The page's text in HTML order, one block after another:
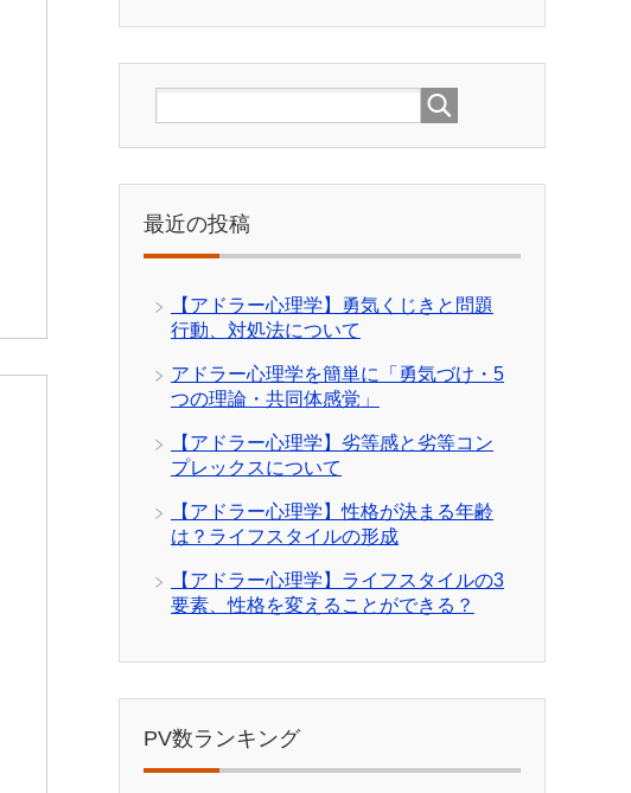
最近の投稿
【アドラー心理学】勇気くじきと問題
行動、対処法について
アドラー心理学を簡単に「勇気づけ・5
つの理論・共同体感覚」
【アドラー心理学】劣等感と劣等コン
プレックスについて
【アドラー心理学】性格が決まる年齢
は？ライフスタイルの形成
【アドラー心理学】ライフスタイルの3
要素、性格を変えることができる？
PV数ランキング